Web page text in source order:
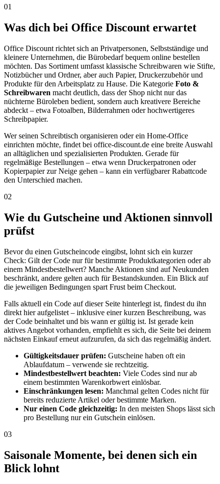
01
Was dich bei Office Discount erwartet
Office Discount richtet sich an Privatpersonen, Selbstständige und
kleinere Unternehmen, die Bürobedarf bequem online bestellen
möchten. Das Sortiment umfasst klassische Schreibwaren wie Stifte,
Notizbücher und Ordner, aber auch Papier, Druckerzubehör und
Produkte für den Arbeitsplatz zu Hause. Die Kategorie Foto &
Schreibwaren macht deutlich, dass der Shop nicht nur das
nüchterne Büroleben bedient, sondern auch kreativere Bereiche
abdeckt – etwa Fotoalben, Bilderrahmen oder hochwertigeres
Schreibpapier.
Wer seinen Schreibtisch organisieren oder ein Home-Office
einrichten möchte, findet bei office-discount.de eine breite Auswahl
an alltäglichen und spezialisierten Produkten. Gerade für
regelmäßige Bestellungen – etwa wenn Druckerpatronen oder
Kopierpapier zur Neige gehen – kann ein verfügbarer Rabattcode
den Unterschied machen.
02
Wie du Gutscheine und Aktionen sinnvoll
prüfst
Bevor du einen Gutscheincode eingibst, lohnt sich ein kurzer
Check: Gilt der Code nur für bestimmte Produktkategorien oder ab
einem Mindestbestellwert? Manche Aktionen sind auf Neukunden
beschränkt, andere gelten auch für Bestandskunden. Ein Blick auf
die jeweiligen Bedingungen spart Frust beim Checkout.
Falls aktuell ein Code auf dieser Seite hinterlegt ist, findest du ihn
direkt hier aufgelistet – inklusive einer kurzen Beschreibung, was
der Code beinhaltet und bis wann er gültig ist. Ist gerade kein
aktives Angebot vorhanden, empfiehlt es sich, die Seite bei deinem
nächsten Einkauf erneut aufzurufen, da sich das regelmäßig ändert.
Gültigkeitsdauer prüfen: Gutscheine haben oft ein
Ablaufdatum – verwende sie rechtzeitig.
Mindestbestellwert beachten: Viele Codes sind nur ab
einem bestimmten Warenkorbwert einlösbar.
Einschränkungen lesen: Manchmal gelten Codes nicht für
bereits reduzierte Artikel oder bestimmte Marken.
Nur einen Code gleichzeitig: In den meisten Shops lässt sich
pro Bestellung nur ein Gutschein einlösen.
03
Saisonale Momente, bei denen sich ein
Blick lohnt